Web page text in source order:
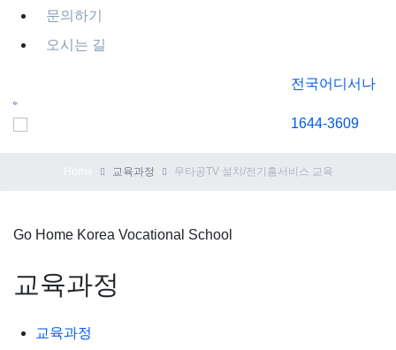
문의하기
오시는 길
전국어디서나
1644-3609
교육과정 무타공TV 설치/전기홈서비스 교육
Go Home Korea Vocational School
교육과정
교육과정